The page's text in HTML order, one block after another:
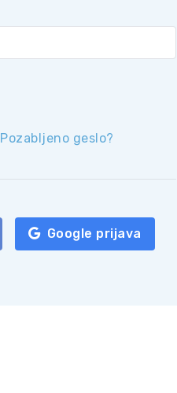
Pozabljeno geslo?
Google prijava